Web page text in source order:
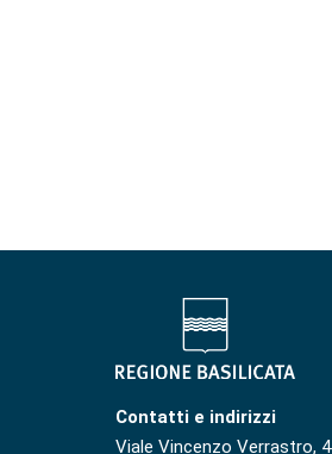
Contatti e indirizzi
Viale Vincenzo Verrastro, 4